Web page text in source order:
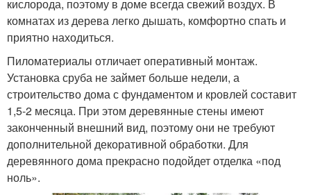
кислорода, поэтому в доме всегда свежий воздух. В
комнатах из дерева легко дышать, комфортно спать и
приятно находиться.
Пиломатериалы отличает оперативный монтаж.
Установка сруба не займет больше недели, а
строительство дома с фундаментом и кровлей составит
1,5-2 месяца. При этом деревянные стены имеют
законченный внешний вид, поэтому они не требуют
дополнительной декоративной обработки. Для
деревянного дома прекрасно подойдет отделка «под
ноль».